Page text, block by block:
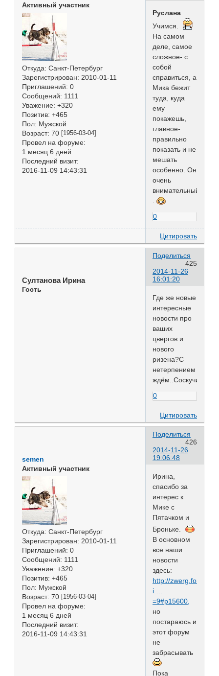
Активный участник
Откуда: Санкт-Петербург
Зарегистрирован: 2010-01-11
Приглашений: 0
Сообщений: 1111
Уважение: +320
Позитив: +465
Пол: Мужской
Возраст: 70 [1956-03-04]
Провел на форуме:
1 месяц 6 дней
Последний визит:
2016-11-09 14:43:31
Руслана
Учимся.
На самом
деле, самое
сложное- с
собой
справиться, а
Мика бежит
туда, куда
ему
покажешь,
главное-
правильно
показать и не
мешать
особенно. Он
очень
внимательный
0
Цитировать
Поделиться
425
2014-11-26
16:01:20
Султанова Ирина
Гость
Где же новые
интересные
новости про
ваших
цвергов и
нового
ризена?С
нетерпением
ждём..Соскучились..
0
Цитировать
Поделиться
426
2014-11-26
19:06:48
semen
Активный участник
Откуда: Санкт-Петербург
Зарегистрирован: 2010-01-11
Приглашений: 0
Сообщений: 1111
Уважение: +320
Позитив: +465
Пол: Мужской
Возраст: 70 [1956-03-04]
Провел на форуме:
1 месяц 6 дней
Последний визит:
2016-11-09 14:43:31
Ирина,
спасибо за
интерес к
Мике с
Пятачком и
Броньке.
В основном
все наши
новости
здесь:
http://
i …
=9#p15600,
но
постараюсь и
этот форум
не
забрасывать
Пока